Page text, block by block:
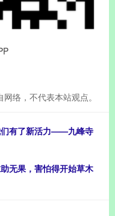
络，不代表本站观点。
们有了新活力——九峰寺
无果，害怕得开始草木